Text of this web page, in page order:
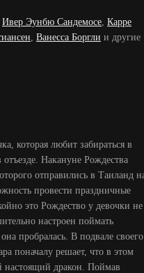
Ивер Эунбю Сандемосе, Карре
, Ванесса Боргли и другие
которая любит забираться в
отъезде. Накануне Рождества
отправились в Таиланд
провести праздничные
это Рождество у девочки не
настроен поймать
пробралась. В подвале своего
поначалу решает, что в этом
настоящий дракон. Поймав